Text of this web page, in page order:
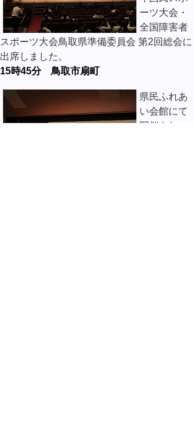
ーツ大会・
全国障害者
スポーツ大会鳥取県準備委員会 第2回総会に
出席しました。
15時45分 鳥取市扇町
県民ふれあ
い会館にて
開催され